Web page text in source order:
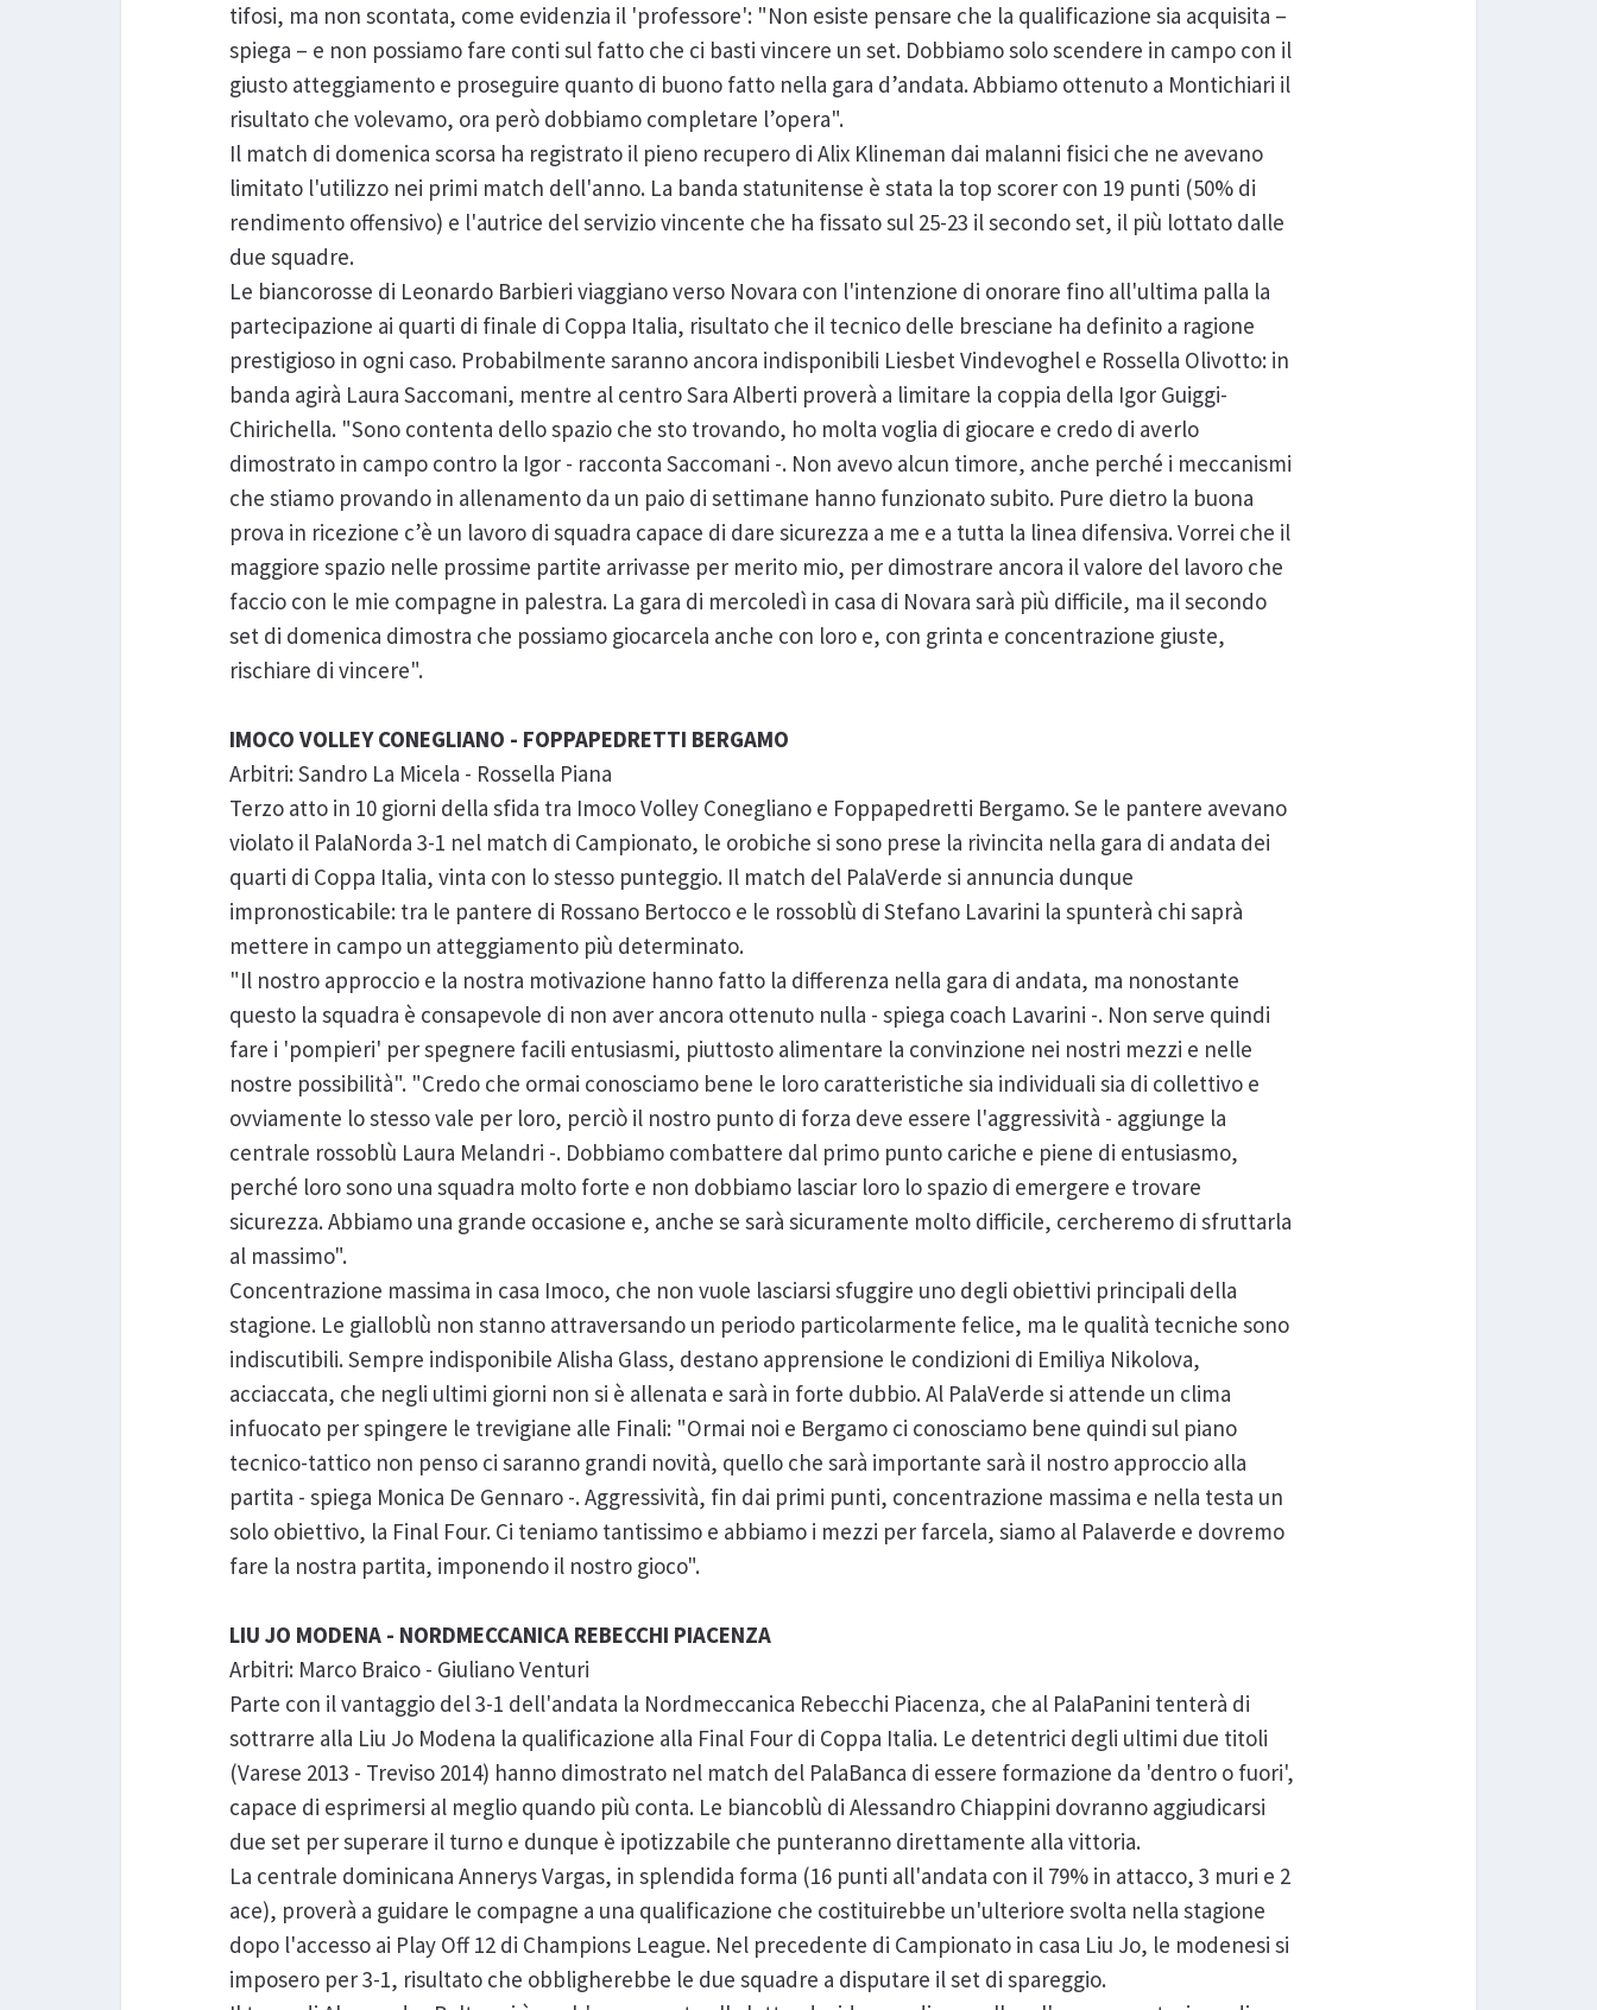
tifosi, ma non scontata, come evidenzia il 'professore': "Non esiste pensare che la qualificazione sia acquisita –
spiega – e non possiamo fare conti sul fatto che ci basti vincere un set. Dobbiamo solo scendere in campo con il
giusto atteggiamento e proseguire quanto di buono fatto nella gara d’andata. Abbiamo ottenuto a Montichiari il
risultato che volevamo, ora però dobbiamo completare l’opera".
Il match di domenica scorsa ha registrato il pieno recupero di Alix Klineman dai malanni fisici che ne avevano
limitato l'utilizzo nei primi match dell'anno. La banda statunitense è stata la top scorer con 19 punti (50% di
rendimento offensivo) e l'autrice del servizio vincente che ha fissato sul 25-23 il secondo set, il più lottato dalle
due squadre.
Le biancorosse di Leonardo Barbieri viaggiano verso Novara con l'intenzione di onorare fino all'ultima palla la
partecipazione ai quarti di finale di Coppa Italia, risultato che il tecnico delle bresciane ha definito a ragione
prestigioso in ogni caso. Probabilmente saranno ancora indisponibili Liesbet Vindevoghel e Rossella Olivotto: in
banda agirà Laura Saccomani, mentre al centro Sara Alberti proverà a limitare la coppia della Igor Guiggi-
Chirichella. "Sono contenta dello spazio che sto trovando, ho molta voglia di giocare e credo di averlo
dimostrato in campo contro la Igor - racconta Saccomani -. Non avevo alcun timore, anche perché i meccanismi
che stiamo provando in allenamento da un paio di settimane hanno funzionato subito. Pure dietro la buona
prova in ricezione c’è un lavoro di squadra capace di dare sicurezza a me e a tutta la linea difensiva. Vorrei che il
maggiore spazio nelle prossime partite arrivasse per merito mio, per dimostrare ancora il valore del lavoro che
faccio con le mie compagne in palestra. La gara di mercoledì in casa di Novara sarà più difficile, ma il secondo
set di domenica dimostra che possiamo giocarcela anche con loro e, con grinta e concentrazione giuste,
rischiare di vincere".
IMOCO VOLLEY CONEGLIANO - FOPPAPEDRETTI BERGAMO
Arbitri: Sandro La Micela - Rossella Piana
Terzo atto in 10 giorni della sfida tra Imoco Volley Conegliano e Foppapedretti Bergamo. Se le pantere avevano
violato il PalaNorda 3-1 nel match di Campionato, le orobiche si sono prese la rivincita nella gara di andata dei
quarti di Coppa Italia, vinta con lo stesso punteggio. Il match del PalaVerde si annuncia dunque
impronosticabile: tra le pantere di Rossano Bertocco e le rossoblù di Stefano Lavarini la spunterà chi saprà
mettere in campo un atteggiamento più determinato.
"Il nostro approccio e la nostra motivazione hanno fatto la differenza nella gara di andata, ma nonostante
questo la squadra è consapevole di non aver ancora ottenuto nulla - spiega coach Lavarini -. Non serve quindi
fare i 'pompieri' per spegnere facili entusiasmi, piuttosto alimentare la convinzione nei nostri mezzi e nelle
nostre possibilità". "Credo che ormai conosciamo bene le loro caratteristiche sia individuali sia di collettivo e
ovviamente lo stesso vale per loro, perciò il nostro punto di forza deve essere l'aggressività - aggiunge la
centrale rossoblù Laura Melandri -. Dobbiamo combattere dal primo punto cariche e piene di entusiasmo,
perché loro sono una squadra molto forte e non dobbiamo lasciar loro lo spazio di emergere e trovare
sicurezza. Abbiamo una grande occasione e, anche se sarà sicuramente molto difficile, cercheremo di sfruttarla
al massimo".
Concentrazione massima in casa Imoco, che non vuole lasciarsi sfuggire uno degli obiettivi principali della
stagione. Le gialloblù non stanno attraversando un periodo particolarmente felice, ma le qualità tecniche sono
indiscutibili. Sempre indisponibile Alisha Glass, destano apprensione le condizioni di Emiliya Nikolova,
acciaccata, che negli ultimi giorni non si è allenata e sarà in forte dubbio. Al PalaVerde si attende un clima
infuocato per spingere le trevigiane alle Finali: "Ormai noi e Bergamo ci conosciamo bene quindi sul piano
tecnico-tattico non penso ci saranno grandi novità, quello che sarà importante sarà il nostro approccio alla
partita - spiega Monica De Gennaro -. Aggressività, fin dai primi punti, concentrazione massima e nella testa un
solo obiettivo, la Final Four. Ci teniamo tantissimo e abbiamo i mezzi per farcela, siamo al Palaverde e dovremo
fare la nostra partita, imponendo il nostro gioco".
LIU JO MODENA - NORDMECCANICA REBECCHI PIACENZA
Arbitri: Marco Braico - Giuliano Venturi
Parte con il vantaggio del 3-1 dell'andata la Nordmeccanica Rebecchi Piacenza, che al PalaPanini tenterà di
sottrarre alla Liu Jo Modena la qualificazione alla Final Four di Coppa Italia. Le detentrici degli ultimi due titoli
(Varese 2013 - Treviso 2014) hanno dimostrato nel match del PalaBanca di essere formazione da 'dentro o fuori',
capace di esprimersi al meglio quando più conta. Le biancoblù di Alessandro Chiappini dovranno aggiudicarsi
due set per superare il turno e dunque è ipotizzabile che punteranno direttamente alla vittoria.
La centrale dominicana Annerys Vargas, in splendida forma (16 punti all'andata con il 79% in attacco, 3 muri e 2
ace), proverà a guidare le compagne a una qualificazione che costituirebbe un'ulteriore svolta nella stagione
dopo l'accesso ai Play Off 12 di Champions League. Nel precedente di Campionato in casa Liu Jo, le modenesi si
imposero per 3-1, risultato che obbligherebbe le due squadre a disputare il set di spareggio.